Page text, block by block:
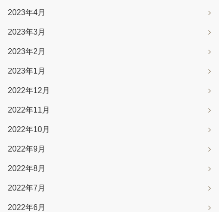
2023年4月
2023年3月
2023年2月
2023年1月
2022年12月
2022年11月
2022年10月
2022年9月
2022年8月
2022年7月
2022年6月